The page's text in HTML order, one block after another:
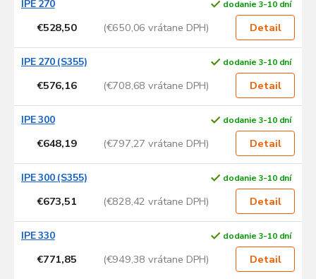
IPE 270 dodanie 3-10 dní
€528,50 (€650,06 vrátane DPH) Detail
IPE 270 (S355) dodanie 3-10 dní
€576,16 (€708,68 vrátane DPH) Detail
IPE 300 dodanie 3-10 dní
€648,19 (€797,27 vrátane DPH) Detail
IPE 300 (S355) dodanie 3-10 dní
€673,51 (€828,42 vrátane DPH) Detail
IPE 330 dodanie 3-10 dní
€771,85 (€949,38 vrátane DPH) Detail